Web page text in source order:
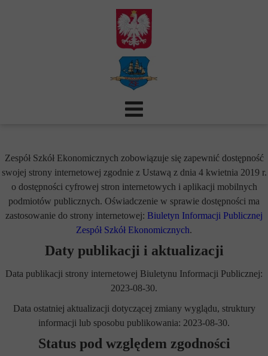
Zespół Szkół Ekonomicznych zobowiązuje się zapewnić dostępność
swojej strony internetowej zgodnie z Ustawą z dnia 4 kwietnia 2019 r.
o dostępności cyfrowej stron internetowych i aplikacji mobilnych
podmiotów publicznych. Oświadczenie w sprawie dostępności ma
zastosowanie do strony internetowej: Biuletyn Informacji Publicznej
Zespół Szkół Ekonomicznych.
Daty publikacji i aktualizacji
Data publikacji strony internetowej Biuletynu Informacji Publicznej:
2023-08-30.
Data ostatniej aktualizacji dotyczącej zmiany wyglądu, struktury
informacji lub sposobu publikowania: 2023-08-30.
Status pod względem zgodności